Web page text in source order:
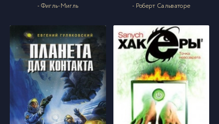
- Фигль-Мигль - Роберт Сальваторе